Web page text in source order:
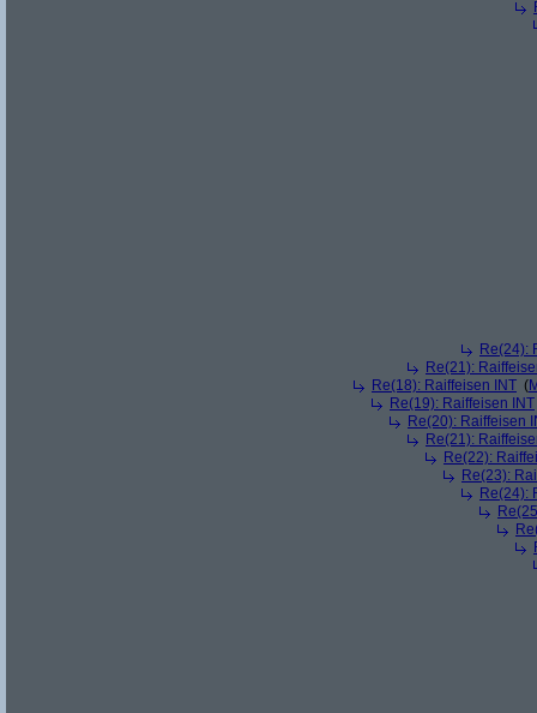
Re(24):
Re(21):
Re(18): Raiffeisen INT (
Re(19): Raiffeisen INT
Re(20): Raiffeisen
Re(21):
Re(22):
Re(23):
Re(24):